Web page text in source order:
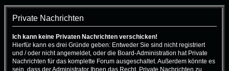
Private Nachrichten
Ich kann keine Privaten Nachrichten verschicken!
Hierfür kann es drei Gründe geben: Entweder Sie sind nicht registriert
und / oder nicht angemeldet, oder die Board-Administration hat Private
Nachrichten für das komplette Forum ausgeschaltet. Außerdem könnte es
sein, dass der Administrator Ihnen das Recht, Private Nachrichten zu